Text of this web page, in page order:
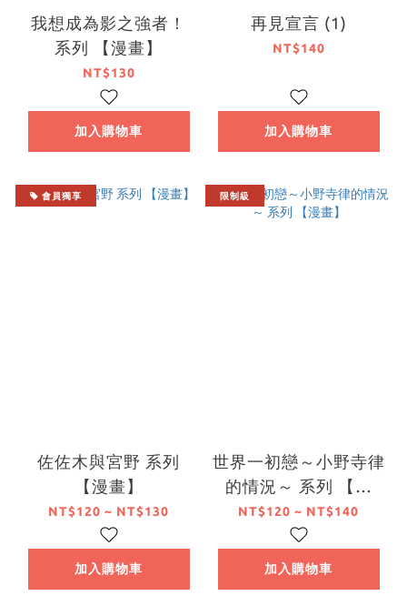
我想成為影之強者！
系列 【漫畫】
NT$130
加入購物車
再見宣言 (1)
NT$140
加入購物車
會員獨享
佐佐木與宮野 系列
【漫畫】
NT$120 ~ NT$130
加入購物車
限制級
世界一初戀～小野寺律
的情況～ 系列 【漫
畫】
NT$120 ~ NT$140
加入購物車